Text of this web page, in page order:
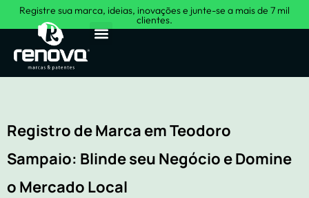
Registre sua marca, ideias, inovações e junte-se a mais de 7 mil
clientes.
Registro de Marca em Teodoro
Sampaio: Blinde seu Negócio e Domine
o Mercado Local